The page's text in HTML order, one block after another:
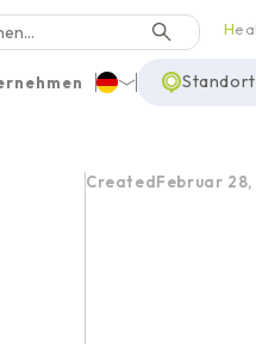
H
CreatedFebruar 28,